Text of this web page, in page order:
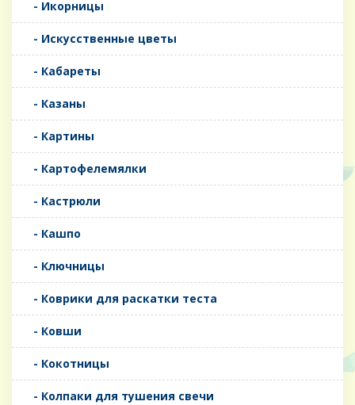
- Икорницы
- Искусственные цветы
- Кабареты
- Казаны
- Картины
- Картофелемялки
- Кастрюли
- Кашпо
- Ключницы
- Коврики для раскатки теста
- Ковши
- Кокотницы
- Колпаки для тушения свечи